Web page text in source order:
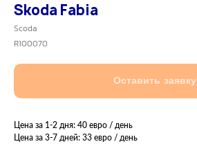
Skoda Fabia
Scoda
R100070
Оставить заявку
Цена за 1-2 дня: 40 евро / день
Цена за 3-7 дней: 33 евро / день